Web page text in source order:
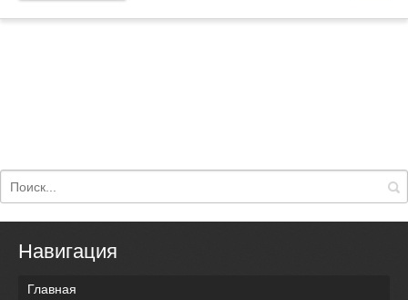
Навигация
Главная